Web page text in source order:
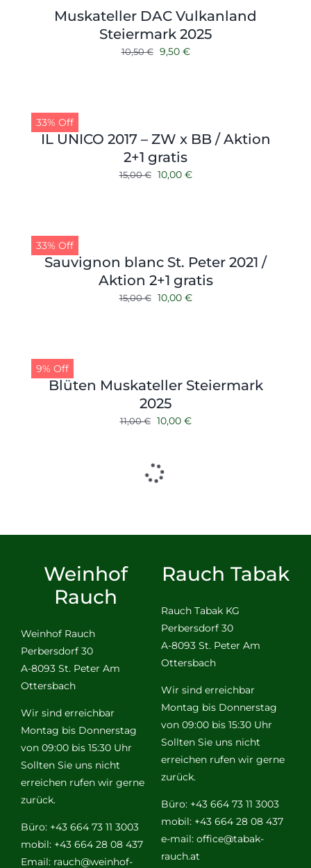
Muskateller DAC Vulkanland
Steiermark 2025
10,50€ Ursprünglicher
9,50 €Aktueller
33% Off
IL UNICO 2017 – ZW x BB / Aktion
2+1 gratis
15,00€ Ursprünglicher
10,00 €Aktueller
33% Off
Sauvignon blanc St. Peter 2021 /
Aktion 2+1 gratis
15,00€ Ursprünglicher
10,00 €Aktueller
9% Off
Blüten Muskateller Steiermark
2025
11,00€ Ursprünglicher
11,00 €
10,00 €Aktueller
Weinhof
Rauch
Weinhof Rauch
Perbersdorf 30
A-8093 St. Peter Am
Ottersbach
Wir sind erreichbar
Montag bis Donnerstag
von 09:00 bis 15:30 Uhr
Sollten Sie uns nicht
erreichen rufen wir gerne
zurück.
Büro: +43 664 73 11 3003
mobil: +43 664 28 08 437
Email: rauch@weinhof-
Rauch Tabak
Rauch Tabak KG
Perbersdorf 30
A-8093 St. Peter Am
Ottersbach
Wir sind erreichbar
Montag bis Donnerstag
von 09:00 bis 15:30 Uhr
Sollten Sie uns nicht
erreichen rufen wir gerne
zurück.
Büro: +43 664 73 11 3003
mobil: +43 664 28 08 437
e-mail: office@tabak-
rauch.at